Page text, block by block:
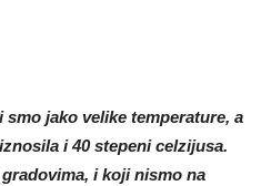
jako velike temperature, a
i 40 stepeni celzijusa.
i koji nismo na